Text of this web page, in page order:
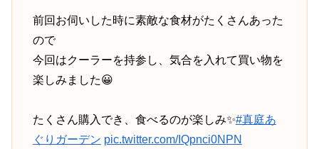
前回お伺いした時に素敵な食材がたくさんあった
ので
今回はクーラーを持参し、気合を入れて買い物を
楽しみました😀
たくさん購入でき、食べるのが楽しみ✨#真庭あ
ぐりガーデン pic.twitter.com/IQpnci0NPN